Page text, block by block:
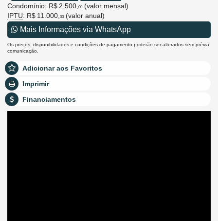
Condomínio: R$ 2.500, 00 (valor mensal)
IPTU: R$ 11.000, 00 (valor anual)
Mais Informações via WhatsApp
Os preços, disponibilidades e condições de pagamento poderão ser alterados sem prévia
comunicação.
Adicionar aos Favoritos
Imprimir
Financiamentos